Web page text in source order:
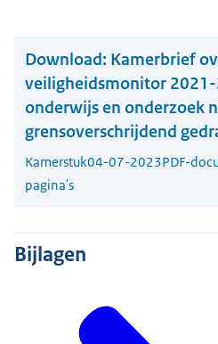
Download: Kamerbrief
veiligheidsmonitor
onderwijs en onderzoek
grensoverschrijdend
Kamerstuk04-07-2023PDF-
pagina's
Bijlagen